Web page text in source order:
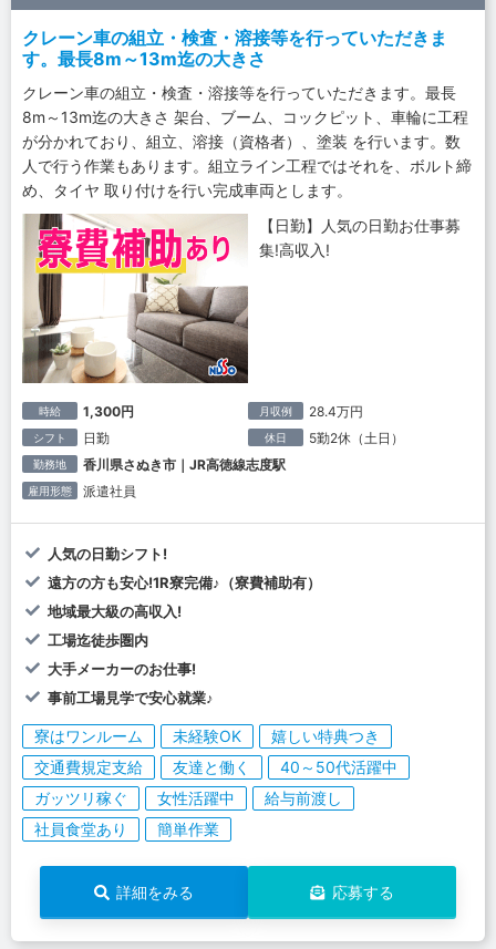
クレーン車の組立・検査・溶接等を行っていただきま
す。最長8m～13m迄の大きさ
クレーン車の組立・検査・溶接等を行っていただきます。最長
8m～13m迄の大きさ 架台、ブーム、コックピット、車輪に工程
が分かれており、組立、溶接（資格者）、塗装 を行います。数
人で行う作業もあります。組立ライン工程ではそれを、ボルト締
め、タイヤ 取り付けを行い完成車両とします。
【日勤】人気の日勤お仕事募
集!高収入!
時給 1,300円 月収例 28.4万円
シフト 日勤 休日 5勤2休（土日）
勤務地 香川県さぬき市｜JR高徳線志度駅
雇用形態 派遣社員
人気の日勤シフト!
遠方の方も安心!1R寮完備♪（寮費補助有）
地域最大級の高収入!
工場迄徒歩圏内
大手メーカーのお仕事!
事前工場見学で安心就業♪
寮はワンルーム 未経験OK
嬉しい特典つき
交通費規定支給
友達と働く
40～50代活躍中
ガッツリ稼ぐ
女性活躍中
給与前渡し
社員食堂あり
簡単作業
詳細をみる 応募する